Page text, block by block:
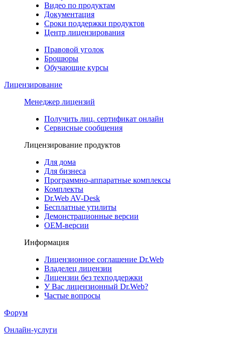
Видео по продуктам
Документация
Сроки поддержки продуктов
Центр лицензирования
Правовой уголок
Брошюры
Обучающие курсы
Лицензирование
Менеджер лицензий
Получить лиц. сертификат онлайн
Сервисные сообщения
Лицензирование продуктов
Для дома
Для бизнеса
Программно-аппаратные комплексы
Комплекты
Dr.Web AV-Desk
Бесплатные утилиты
Демонстрационные версии
ОЕМ-версии
Информация
Лицензионное соглашение Dr.Web
Владелец лицензии
Лицензии без техподдержки
У Вас лицензионный Dr.Web?
Частые вопросы
Форум
Онлайн-услуги